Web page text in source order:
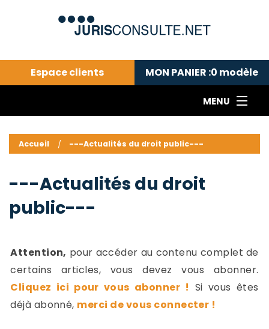
Espace clients MON PANIER :0 modèle
MENU
---Actualités du droit public---
Droit pénal---
Droit privé ---
Abonnement aux actualités
Accueil ---Actualités du droit public---
---Actualités du droit
public---
Attention, pour accéder au contenu complet de
certains articles, vous devez vous abonner.
Cliquez ici pour vous abonner ! Si vous êtes
déjà abonné, merci de vous connecter !